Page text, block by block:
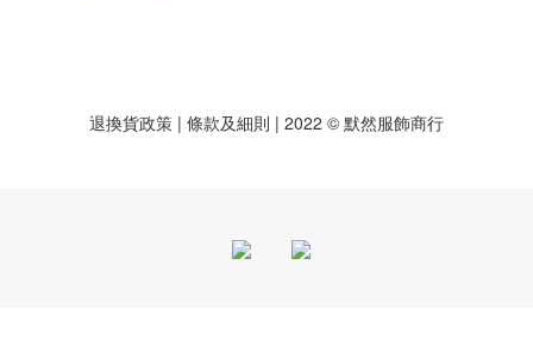
退換貨政策 | 條款及細則 | 2022 © 默然服飾商行